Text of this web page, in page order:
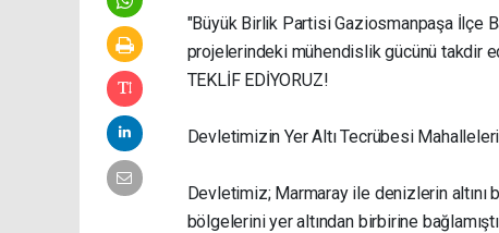
"Büyük Birlik Partisi Gaziosmanpaşa İlçe
projelerindeki mühendislik gücünü takdir
TEKLİF EDİYORUZ!
Devletimizin Yer Altı Tecrübesi
Devletimiz; Marmaray ile denizlerin
bölgelerini yer altından birbirine